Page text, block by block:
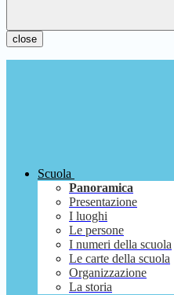
close
Scuola
Panoramica
Presentazione
I luoghi
Le persone
I numeri della scuola
Le carte della scuola
Organizzazione
La storia